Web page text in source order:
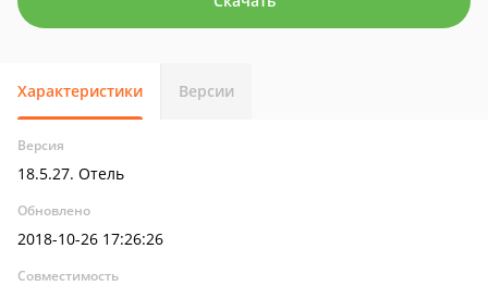
Характеристики Версии
Версия
18.5.27. Отель
Обновлено
2018-10-26 17:26:26
Совместимость